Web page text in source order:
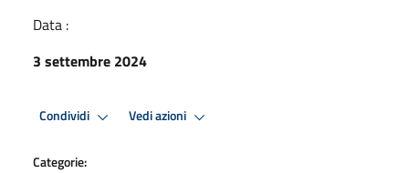
Data :
3 settembre 2024
Condividi Vedi azioni
Categorie: